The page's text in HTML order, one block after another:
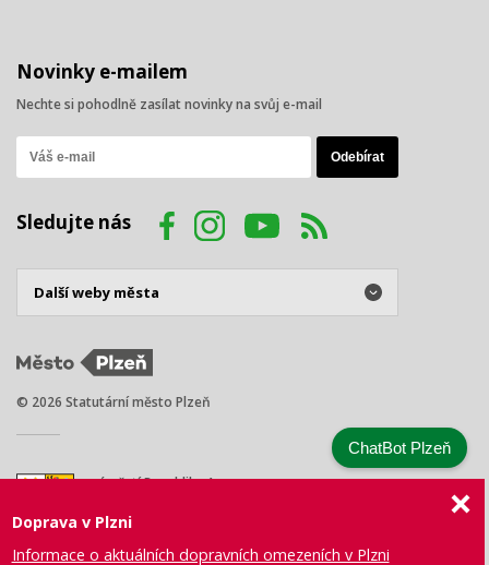
Novinky e-mailem
Nechte si pohodlně zasílat novinky na svůj e-mail
Sledujte nás
© 2026 Statutární město Plzeň
náměstí Republiky 1
Tel.: +420 378 031 111
Doprava v Plzni
Informace o aktuálních dopravních omezeních v Plzni
ChatBot Plzeň